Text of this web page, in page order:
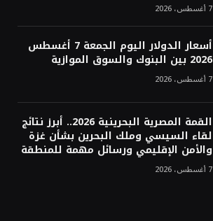
7 أغسطس، 2026
أسعار الدولار اليوم الجمعة 7 أغسطس
2026 بين البنوك والسوق الموازية
7 أغسطس، 2026
القمة المصرية البحرينية 2026.. أبرز نتائج
لقاء السيسي وملك البحرين بشأن غزة
والأمن الإقليمي ورسائل مهمة للمنطقة
7 أغسطس، 2026